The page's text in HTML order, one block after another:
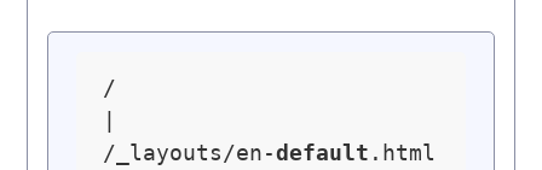
/
|
/_layouts/en-default .html